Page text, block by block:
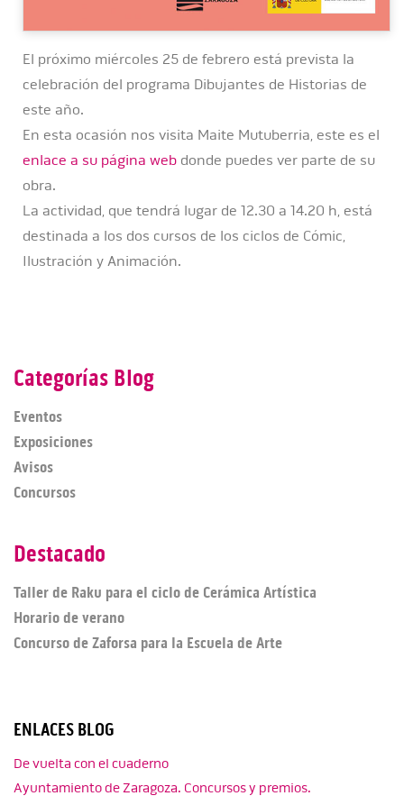
El próximo miércoles 25 de febrero está prevista la
celebración del programa Dibujantes de Historias de
este año.
En esta ocasión nos visita Maite Mutuberria, este es el
enlace a su página web donde puedes ver parte de su
obra.
La actividad, que tendrá lugar de 12.30 a 14.20 h, está
destinada a los dos cursos de los ciclos de Cómic,
Ilustración y Animación.
Categorías Blog
Eventos
Exposiciones
Avisos
Concursos
Destacado
Taller de Raku para el ciclo de Cerámica Artística
Horario de verano
Concurso de Zaforsa para la Escuela de Arte
ENLACES BLOG
De vuelta con el cuaderno
Ayuntamiento de Zaragoza. Concursos y premios.